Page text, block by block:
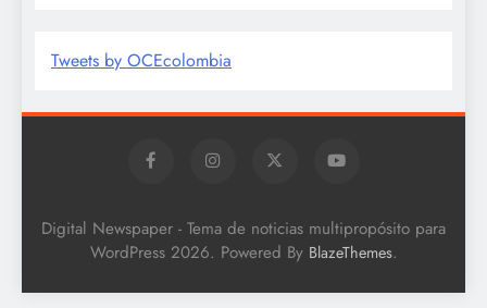
Tweets by OCEcolombia
Digital Newspaper - Tema de noticias multipropósito para
WordPress 2026. Powered By BlazeThemes.